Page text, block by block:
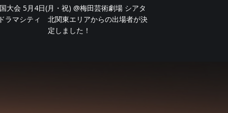
大会 5月4日(月・祝) @梅田芸術劇場 シアタ
ラマシティ 北関東エリアからの出場者が決
定しました！